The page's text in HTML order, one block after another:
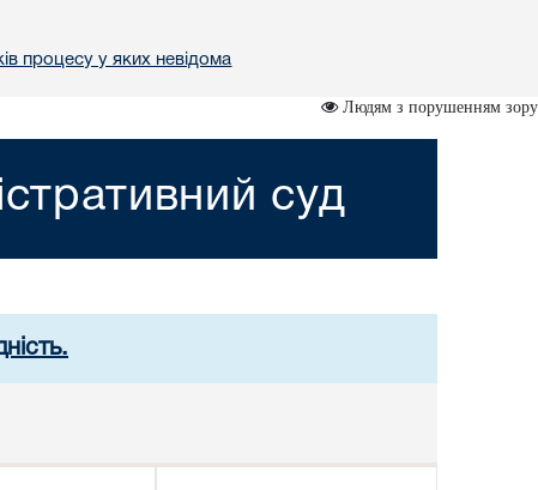
процесу у яких невідома
Людям з порушенням зору
суд